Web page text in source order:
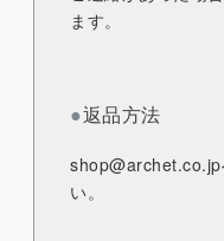
ます。
●返品方法
shop@archet.co.jp
い。